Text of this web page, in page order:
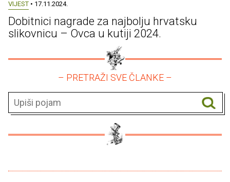
VIJEST • 17.11.2024.
Dobitnici nagrade za najbolju hrvatsku
slikovnicu – Ovca u kutiji 2024.
– PRETRAŽI SVE ČLANKE –